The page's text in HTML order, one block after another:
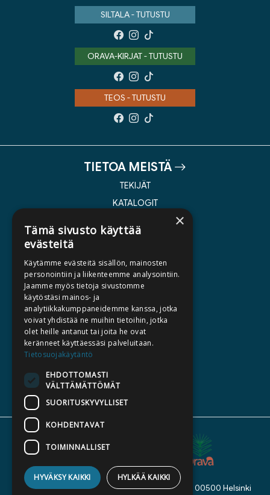
SILTALA - TUTUSTU
ORAVA-KIRJAT - TUTUSTU
TEOS - TUTUSTU
TIETOA MEISTÄ
TEKIJÄT
KATALOGIT
KIRJA TILAUSTYÖNÄ
MEDIALLE
LASKUTUSOSOITTEET
SILTALA.FI
ENNAKKOTILATTAVAT
LAHJAKORTTI
Kustannusosakeyhtiö Siltala, Suvilahdenkatu 7, 00500 Helsinki
×
Tämä sivusto käyttää
evästeitä
Käytämme evästeitä sisällön, mainosten
personointiin ja liikenteemme analysointiin.
Jaamme myös tietoja sivustomme
käytöstäsi mainos- ja
analytiikkakumppaneidemme kanssa, jotka
voivat yhdistää ne muihin tietoihin, jotka
olet heille antanut tai joita he ovat
keränneet käyttäessäsi palveluitaan.
Tietosuojakäytäntö
EHDOTTOMASTI
VÄLTTÄMÄTTÖMÄT
SUORITUSKYVYLLISET
KOHDENTAVAT
TOIMINNALLISET
HYVÄKSY KAIKKI HYLKÄÄ KAIKKI